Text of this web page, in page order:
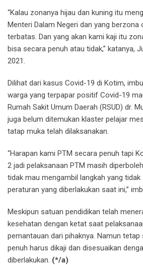
“Kalau zonanya hijau dan kuning itu
Menteri Dalam Negeri dan yang berzona
terbatas. Dan yang akan kami kaji itu
bisa secara penuh atau tidak,” katanya,
2021.
Dilihat dari kasus Covid-19 di Kotim,
warga yang terpapar positif Covid-19
Rumah Sakit Umum Daerah (RSUD) dr.
juga belum ditemukan klaster pelajar
tatap muka telah dilaksanakan.
“Harapan kami PTM secara penuh tapi
2 jadi pelaksanaan PTM masih
tidak mau mengambil langkah yang tidak
peraturan yang diberlakukan saat ini,”
Meskipun satuan pendidikan telah
kesehatan dengan ketat saat
pemantauan dari pihaknya. Namun tetap
penuh harus dikaji dan disesuaikan
diberlakukan. (*/a)